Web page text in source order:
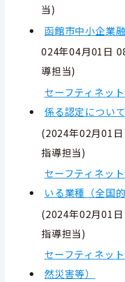
当)
函館市中小企業
024年04月01日
導担当)
セーフティネッ
係る認定について
(2024年02月01
指導担当)
セーフティネッ
いる業種（全国的
(2024年02月01
指導担当)
セーフティネッ
然災害等）